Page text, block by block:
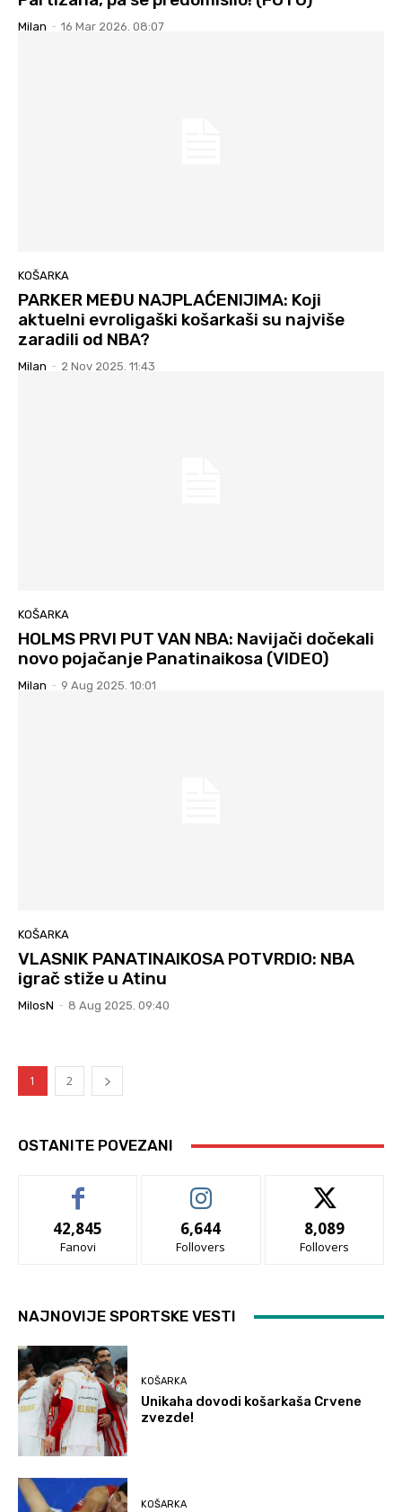
Milan - 16 Mar 2026. 08:07
KOŠARKA
PARKER MEĐU NAJPLAĆENIJIMA: Koji
aktuelni evroligaški košarkaši su najviše
zaradili od NBA?
Milan - 2 Nov 2025. 11:43
KOŠARKA
HOLMS PRVI PUT VAN NBA: Navijači dočekali
novo pojačanje Panatinaikosa (VIDEO)
Milan - 9 Aug 2025. 10:01
KOŠARKA
VLASNIK PANATINAIKOSA POTVRDIO: NBA
igrač stiže u Atinu
MilosN - 8 Aug 2025. 09:40
1 2
OSTANITE POVEZANI
42,845
Fanovi
6,644
Follovers
8,089
Follovers
NAJNOVIJE SPORTSKE VESTI
KOŠARKA
Unikaha dovodi košarkaša Crvene
zvezde!
KOŠARKA